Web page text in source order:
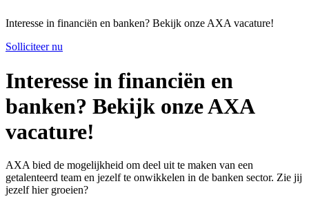
Interesse in financiën en banken? Bekijk onze AXA vacature!
Solliciteer nu
Interesse in financiën en
banken? Bekijk onze AXA
vacature!
AXA bied de mogelijkheid om deel uit te maken van een
getalenteerd team en jezelf te onwikkelen in de banken sector. Zie jij
jezelf hier groeien?